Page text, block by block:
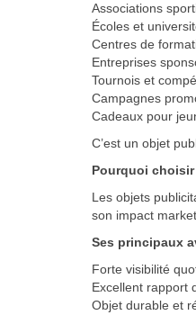
Associations
Écoles et
Centres de
Entreprises
Tournois et
Campagnes
Cadeaux pour
C’est un objet
Pourquoi
Les objets
son impact
Ses principaux
Forte visibilité
Excellent rapport
Objet durable et